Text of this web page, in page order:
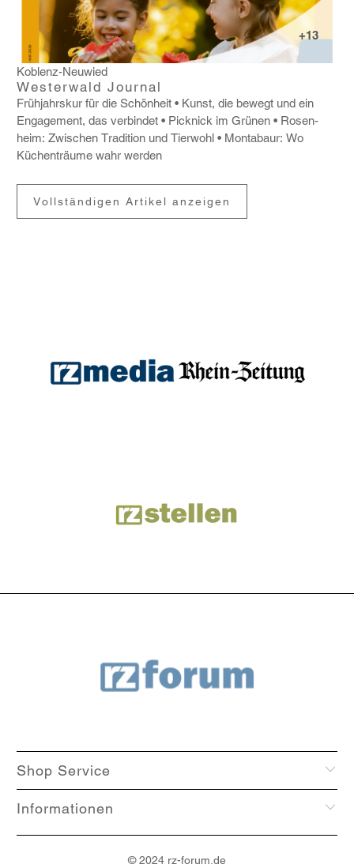
+13
Koblenz-Neuwied
Westerwald Journal
Früh­jahrskur für die Schön­heit Kunst, die bewegt und ein
Enga­ge­ment, das verbindet Pick­nick im Grünen Rosen­
heim: Zwischen Tradi­tion und Tier­wohl Monta­baur: Wo
Küchen­träume wahr werden
Vollständigen Artikel anzeigen
Shop Service
Informationen
© 2024 rz-forum.de